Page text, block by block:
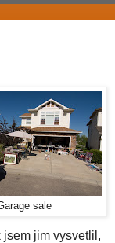
sale
jim vysvetlil,